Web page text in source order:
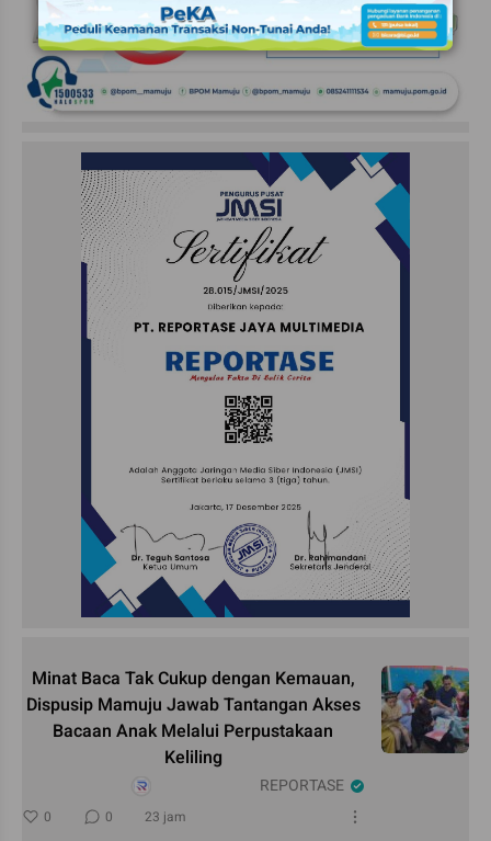
Minat Baca Tak Cukup dengan Kemauan,
Dispusip Mamuju Jawab Tantangan Akses
Bacaan Anak Melalui Perpustakaan
Keliling
REPORTASE
0 0 23 jam